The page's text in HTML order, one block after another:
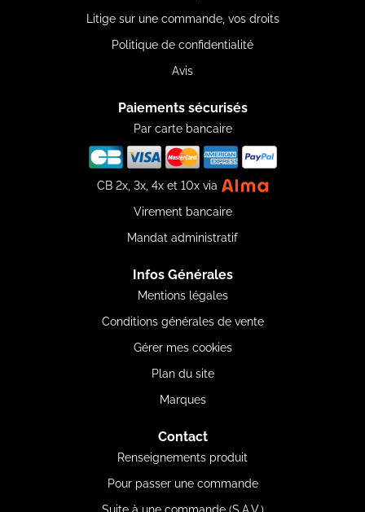
Litige sur une commande, vos droits
Politique de confidentialité
Avis
Paiements sécurisés
Par carte bancaire
CB 2x, 3x, 4x et 10x via
Virement bancaire
Mandat administratif
Infos Générales
Mentions légales
Conditions générales de vente
Gérer mes cookies
Plan du site
Marques
Contact
Renseignements produit
Pour passer une commande